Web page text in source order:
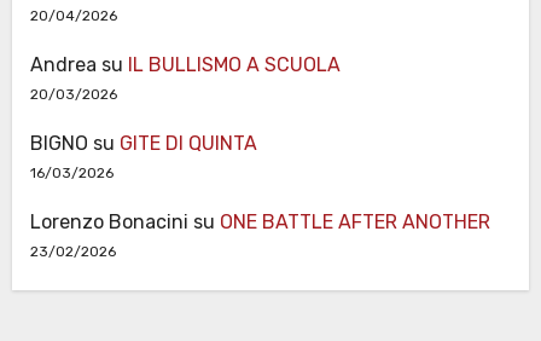
20/04/2026
Andrea su IL BULLISMO A SCUOLA
20/03/2026
BIGNO su GITE DI QUINTA
16/03/2026
Lorenzo Bonacini su ONE BATTLE AFTER ANOTHER
23/02/2026